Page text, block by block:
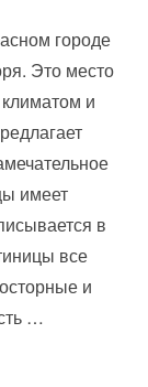
городе
Это место
и
имеет
в
все
и
…